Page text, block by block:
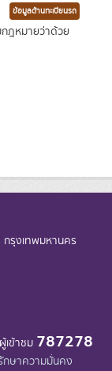
ข้อมูลด้านทะเบียนรถ
กฎหมายว่าด้วย
รุงเทพมหานคร
เข้าชม 787278
กษาความมั่นคง